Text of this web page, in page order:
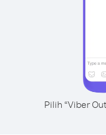
Pilih “Viber